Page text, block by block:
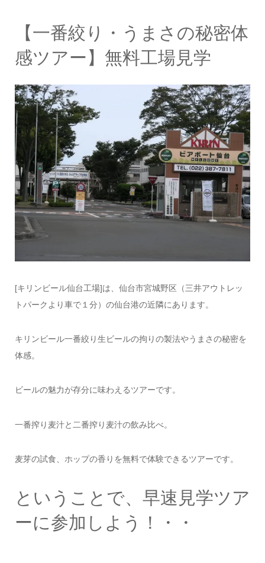
【一番絞り・うまさの秘密体
感ツアー】無料工場見学
[キリンビール仙台工場]は、仙台市宮城野区（三井アウトレッ
トパークより車で１分）の仙台港の近隣にあります。
キリンビール一番絞り生ビールの拘りの製法やうまさの秘密を
体感。
ビールの魅力が存分に味わえるツアーです。
一番搾り麦汁と二番搾り麦汁の飲み比べ。
麦芽の試食、ホップの香りを無料で体験できるツアーです。
ということで、早速見学ツア
ーに参加しよう！・・